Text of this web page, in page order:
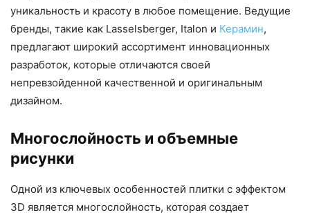
уникальность и красоту в любое помещение. Ведущие
бренды, такие как Lasselsberger, Italon и Керамин,
предлагают широкий ассортимент инновационных
разработок, которые отличаются своей
непревзойденной качественной и оригинальным
дизайном.
Многослойность и объемные
рисунки
Одной из ключевых особенностей плитки с эффектом
3D является многослойность, которая создает